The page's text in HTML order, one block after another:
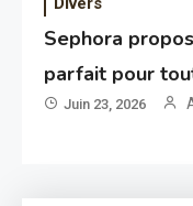
Sephora
parfait pour
Juin 23, 2026